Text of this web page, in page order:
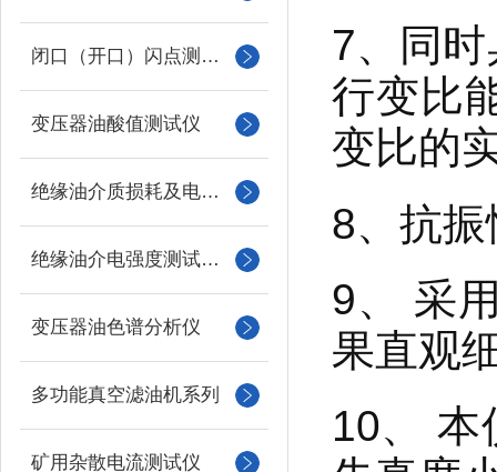
闭口（开口）闪点测定仪
变压器油酸值测试仪
绝缘油介质损耗及电阻率测试仪
绝缘油介电强度测试仪系列
变压器油色谱分析仪
多功能真空滤油机系列
矿用杂散电流测试仪
7、同
行变比
变比的
8、抗
9、 采
果直观
10、 本